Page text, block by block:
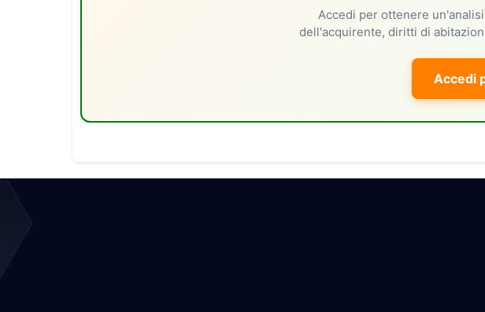
Accedi per ottenere
dell'acquirente, diritti di
Accedi